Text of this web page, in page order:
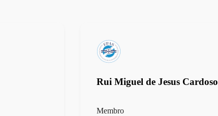
Rui Miguel de Jesus Cardoso
Membro